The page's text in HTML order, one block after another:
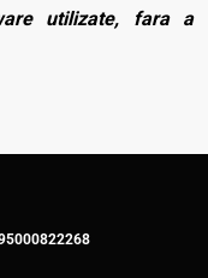
utilizate, fara a